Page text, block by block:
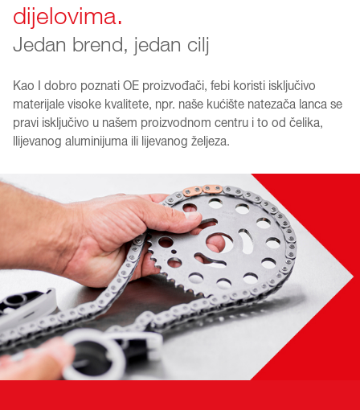
dijelovima.
Jedan brend, jedan cilj
Kao I dobro poznati OE proizvođači, febi koristi isključivo
materijale visoke kvalitete, npr. naše kućište natezača lanca se
pravi isključivo u našem proizvodnom centru i to od čelika,
llijevanog aluminijuma ili lijevanog željeza.